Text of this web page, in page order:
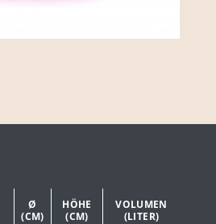
Ø
(CM)
HÖHE
(CM)
VOLUMEN
(LITER)